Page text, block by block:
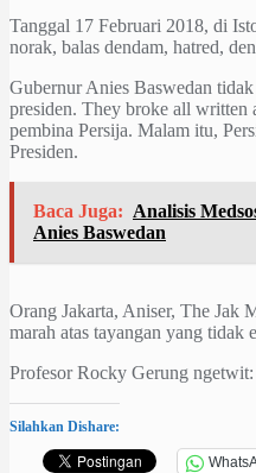
Tanggal 17 Februari 2018, di
norak, balas dendam, hatred,
Gubernur Anies Baswedan
presiden. They broke all written
pembina Persija. Malam itu,
Presiden.
Baca Juga: Analisis
Anies Baswedan
Orang Jakarta, Aniser, The Jak
marah atas tayangan yang tidak
Profesor Rocky Gerung
Silahkan Dishare: